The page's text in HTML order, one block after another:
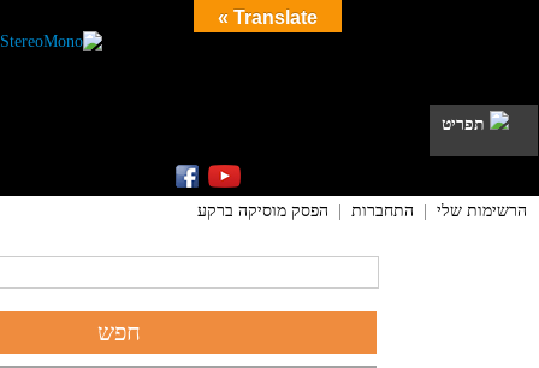
תפריט
הרשימות שלי התחברות הפסק מוסיקה ברקע
Translate »